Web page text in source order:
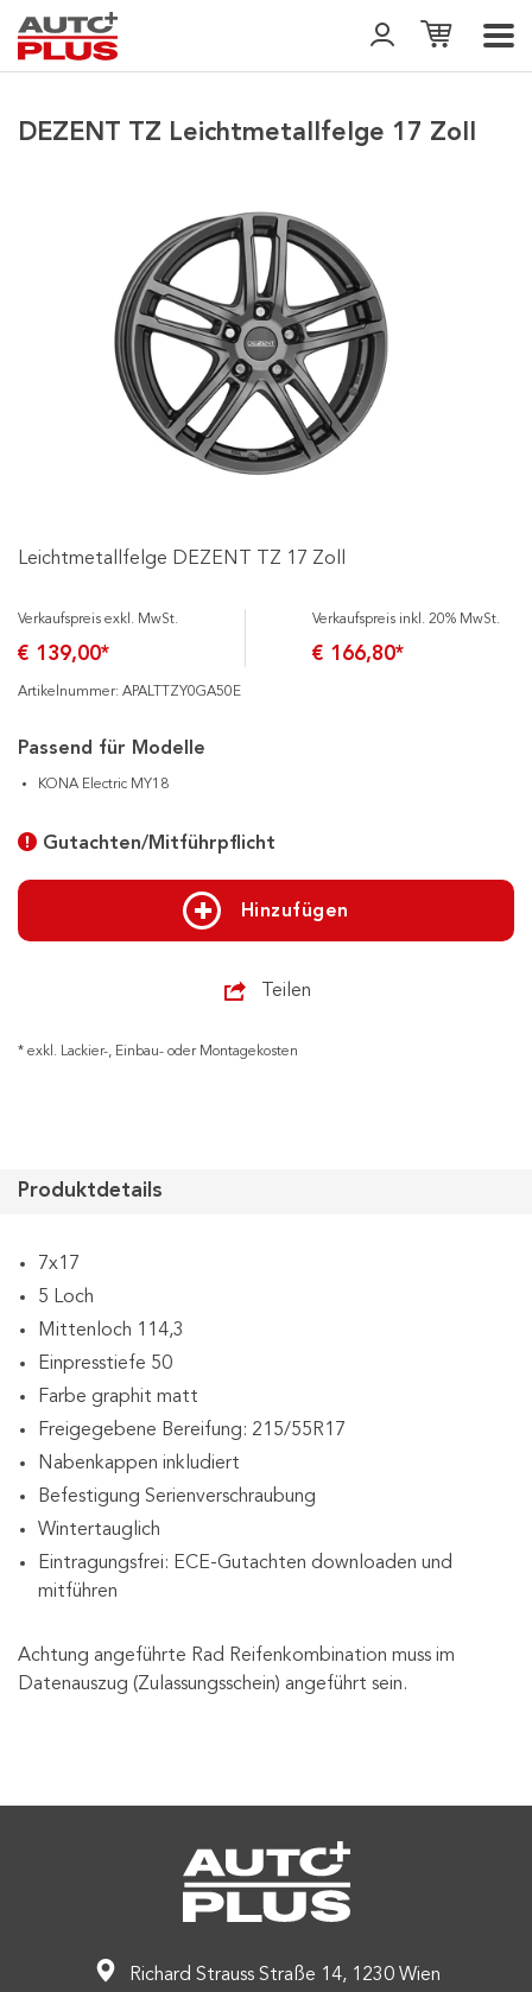
DEZENT TZ Leichtmetallfelge 17 Zoll
Leichtmetallfelge DEZENT TZ 17 Zoll
Verkaufspreis exkl. MwSt.
€ 139,00*
Verkaufspreis inkl. 20% MwSt.
€ 166,80*
Artikelnummer: APALTTZY0GA50E
Passend für Modelle
KONA Electric MY18
Gutachten/Mitführpflicht
Hinzufügen
Teilen
* exkl. Lackier-, Einbau- oder Montagekosten
Produktdetails
7x17
5 Loch
Mittenloch 114,3
Einpresstiefe 50
Farbe graphit matt
Freigegebene Bereifung: 215/55R17
Nabenkappen inkludiert
Befestigung Serienverschraubung
Wintertauglich
Eintragungsfrei: ECE-Gutachten downloaden und
mitführen
Achtung angeführte Rad Reifenkombination muss im
Datenauszug (Zulassungsschein) angeführt sein.
Richard Strauss Straße 14, 1230 Wien